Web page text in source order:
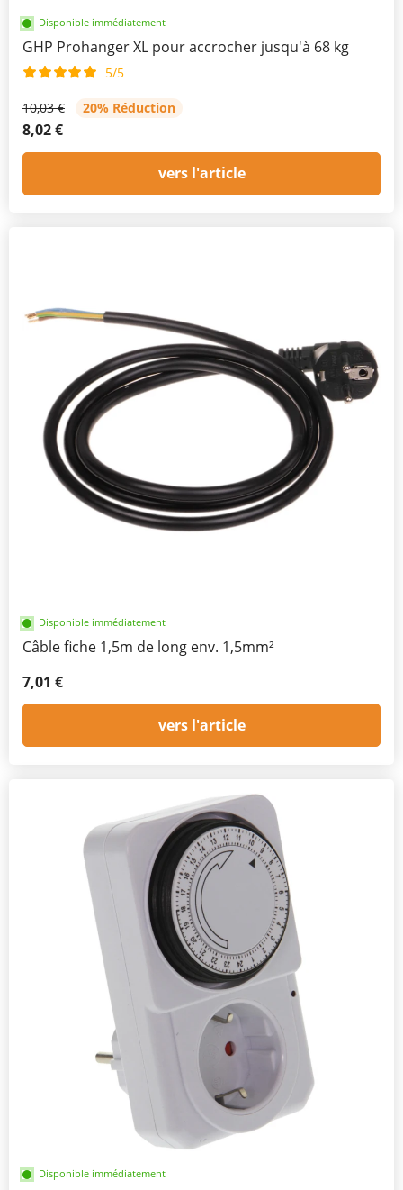
Disponible immédiatement
GHP Prohanger XL pour accrocher jusqu'à 68 kg
5/5
10,03 € 20% Réduction
8,02 €
vers l'article
Disponible immédiatement
Câble fiche 1,5m de long env. 1,5mm²
7,01 €
vers l'article
Disponible immédiatement